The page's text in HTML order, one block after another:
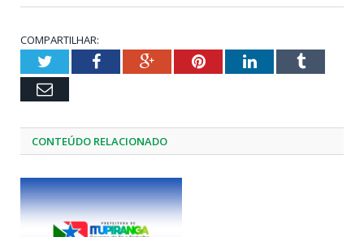
COMPARTILHAR:
TwitterFacebookGoogle+PinterestLinkedInTumblr
Email
CONTEÚDO RELACIONADO